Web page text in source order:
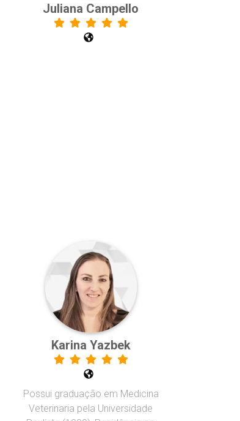
Juliana Campello
Karina Yazbek
Possui graduação em Medicina
Veterinaria pela Universidade